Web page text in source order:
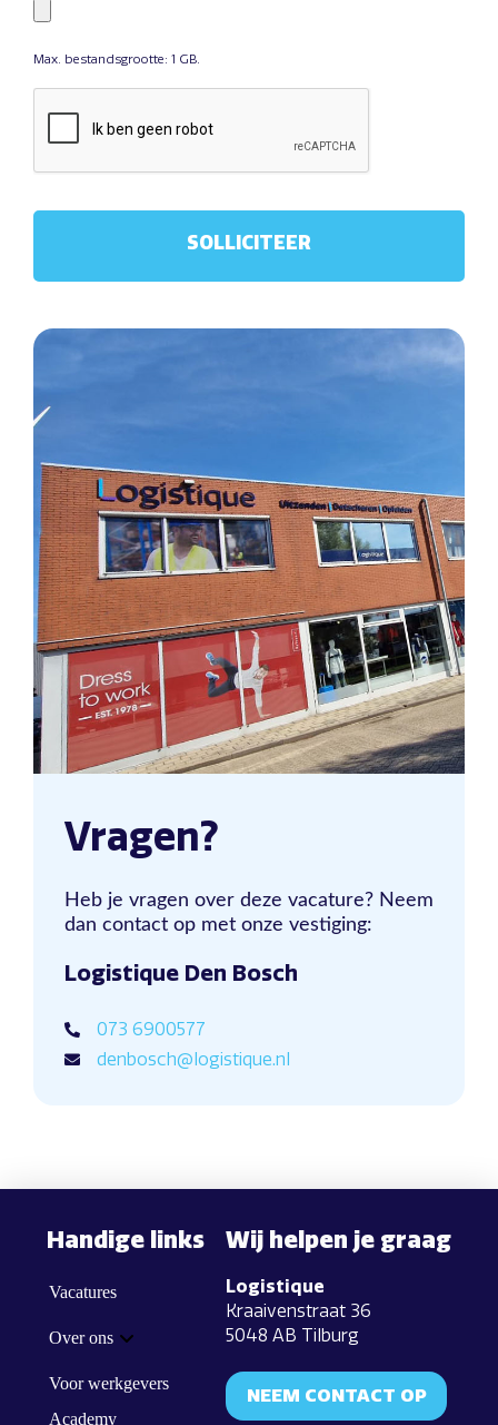
Max. bestandsgrootte: 1 GB.
Vragen?
Heb je vragen over deze vacature? Neem
dan contact op met onze vestiging:
Logistique Den Bosch
073 6900577
denbosch@logistique.nl
Handige links
Vacatures
Over ons
Voor werkgevers
Academy
Wij helpen je graag
Logistique
Kraaivenstraat 36
5048 AB Tilburg
NEEM CONTACT OP